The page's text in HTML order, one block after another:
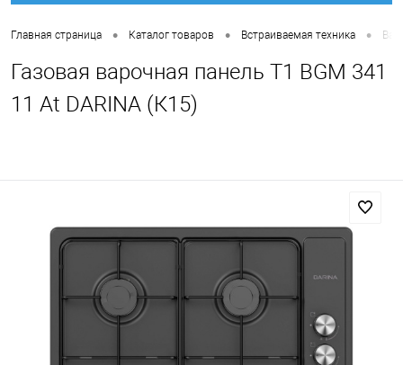
Главная страница • Каталог товаров • Встраиваемая техника •
Газовая варочная панель T1 BGM 341
11 At DARINA (К15)